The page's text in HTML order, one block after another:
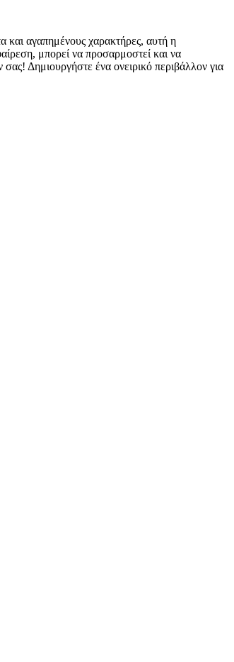
αγαπημένους χαρακτήρες, αυτή η
μπορεί να προσαρμοστεί και να
Δημιουργήστε ένα ονειρικό περιβάλλον για